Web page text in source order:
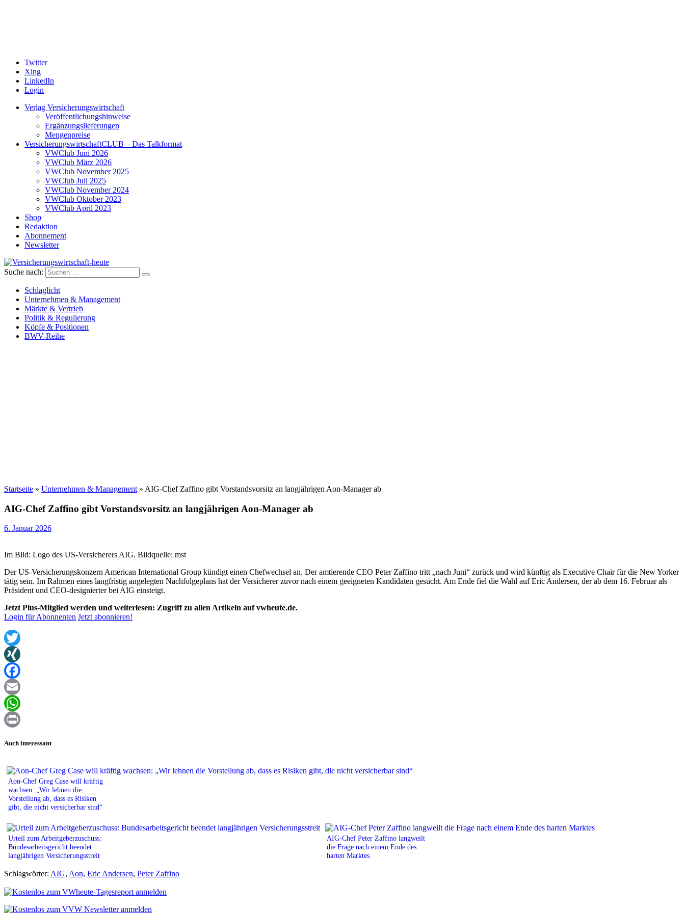
Twitter
Xing
LinkedIn
Login
Verlag Versicherungswirtschaft
Veröffentlichungshinweise
Ergänzungslieferungen
Mengenpreise
VersicherungswirtschaftCLUB – Das Talkformat
VWClub Juni 2026
VWClub März 2026
VWClub November 2025
VWClub Juli 2025
VWClub November 2024
VWClub Oktober 2023
VWClub April 2023
Shop
Redaktion
Abonnement
Newsletter
Versicherungswirtschaft-heute
Suche nach:
Schlaglicht
Unternehmen & Management
Märkte & Vertrieb
Politik & Regulierung
Köpfe & Positionen
BWV-Reihe
Startseite » Unternehmen & Management » AIG-Chef Zaffino gibt Vorstandsvorsitz an langjährigen Aon-Manager ab
AIG-Chef Zaffino gibt Vorstandsvorsitz an langjährigen Aon-Manager ab
6. Januar 2026
Im Bild: Logo des US-Versicherers AIG. Bildquelle: mst
Der US-Versicherungskonzern American International Group kündigt einen Chefwechsel an. Der amtierende CEO Peter Zaffino tritt „nach Juni“ zurück und wird künftig als Executive Chair für die New Yorker
tätig sein. Im Rahmen eines langfristig angelegten Nachfolgeplans hat der Versicherer zuvor nach einem geeigneten Kandidaten gesucht. Am Ende fiel die Wahl auf Eric Andersen, der ab dem 16. Februar als
Präsident und CEO-designierter bei AIG einsteigt.
Jetzt Plus-Mitglied werden und weiterlesen: Zugriff zu allen Artikeln auf vwheute.de.
Login für Abonnenten Jetzt abonnieren!
Twitter
XING
Facebook
Email
WhatsApp
Auch interessant
Aon-Chef Greg Case will kräftig
wachsen: „Wir lehnen die
Vorstellung ab, dass es Risiken
gibt, die nicht versicherbar sind“
Urteil zum Arbeitgeberzuschuss:
Bundesarbeitsgericht beendet
langjährigen Versicherungsstreit
AIG-Chef Peter Zaffino langweilt
die Frage nach einem Ende des
harten Marktes
Schlagwörter: AIG, Aon, Eric Andersen, Peter Zaffino